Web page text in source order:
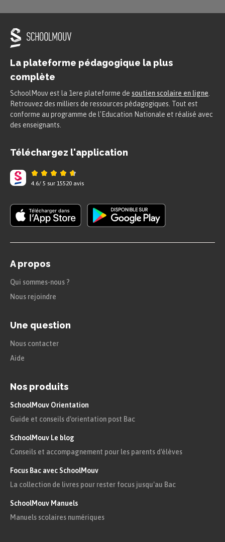
La plateforme pédagogique la plus
complète
SchoolMouv est la 1ere plateforme de soutien scolaire en ligne
Retrouvez des milliers de ressources pédagogiques. Tout est
conforme au programme de l'Education Nationale et réalisé avec
des enseignants.
Téléchargez l'application
4.6/ 5 sur 15520 avis
A propos
Qui sommes-nous ?
Nous rejoindre
Une question
Nous contacter
Aide
Nos produits
SchoolMouv Orientation
Guide et conseils d'orientation post Bac
SchoolMouv Le blog
Conseils et accompagnement pour les parents d'élèves
Focus Bac avec SchoolMouv
La collection de livres pour rester focus jusqu'au Bac
SchoolMouv Manuels
Manuels scolaires numériques